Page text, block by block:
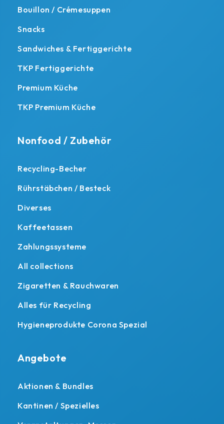
Bouillon / Crémesuppen
Snacks
Sandwiches & Fertiggerichte
TKP Fertiggerichte
Premium Küche
TKP Premium Küche
Nonfood / Zubehör
Recycling-Becher
Rührstäbchen / Besteck
Diverses
Kaffeetassen
Zahlungssysteme
All collections
Zigaretten & Rauchwaren
Alles für Recycling
Hygieneprodukte Corona Spezial
Angebote
Aktionen & Bundles
Kantinen / Spezielles